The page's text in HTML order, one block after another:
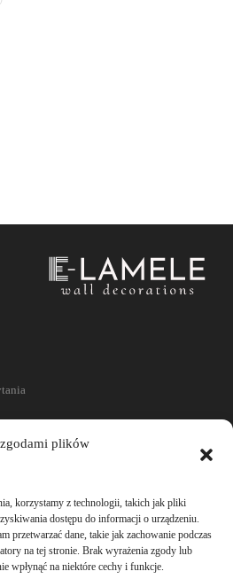
plików
korzystamy z technologii, takich jak pliki
dostępu do informacji o urządzeniu.
przetwarzać dane, takie jak zachowanie podczas
na tej stronie. Brak wyrażenia zgody lub
wpłynąć na niektóre cechy i funkcje.